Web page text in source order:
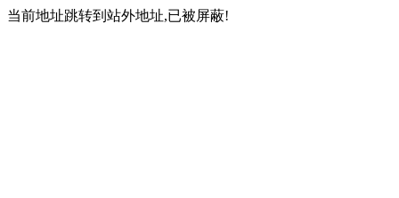
当前地址跳转到站外地址,已被屏蔽!